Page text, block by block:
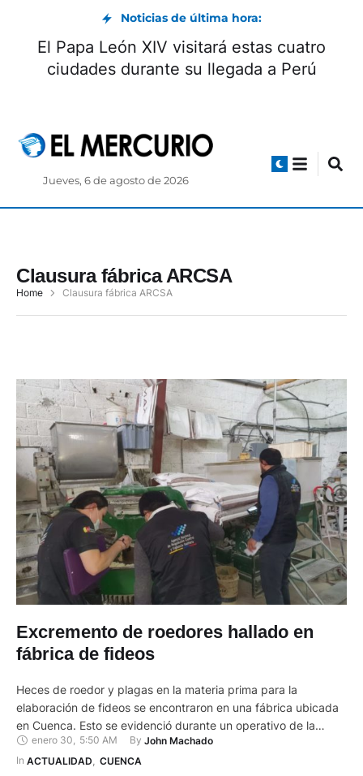
Noticias de última hora:
El Papa León XIV visitará estas cuatro
ciudades durante su llegada a Perú
Jueves, 6 de agosto de 2026
Clausura fábrica ARCSA
Home Clausura fábrica ARCSA
Excremento de roedores hallado en
fábrica de fideos
Heces de roedor y plagas en la materia prima para la
elaboración de fideos se encontraron en una fábrica ubicada
en Cuenca. Esto se evidenció durante un operativo de la
Agencia de Regulación y Control Sanitario (ARCSA). De
acuerdo con los técnicos, también se determinó que los
enero 30, 5:50 AM By John Machado
In ACTUALIDAD CUENCA